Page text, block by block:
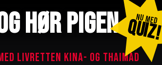
HØR PIGEN NU MED
QUIZ!
LIVRETTEN KINA- OG THAIMAD